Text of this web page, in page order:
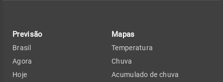
Previsão
Brasil
Agora
Hoje
Mapas
Temperatura
Chuva
Acumulado de chuva